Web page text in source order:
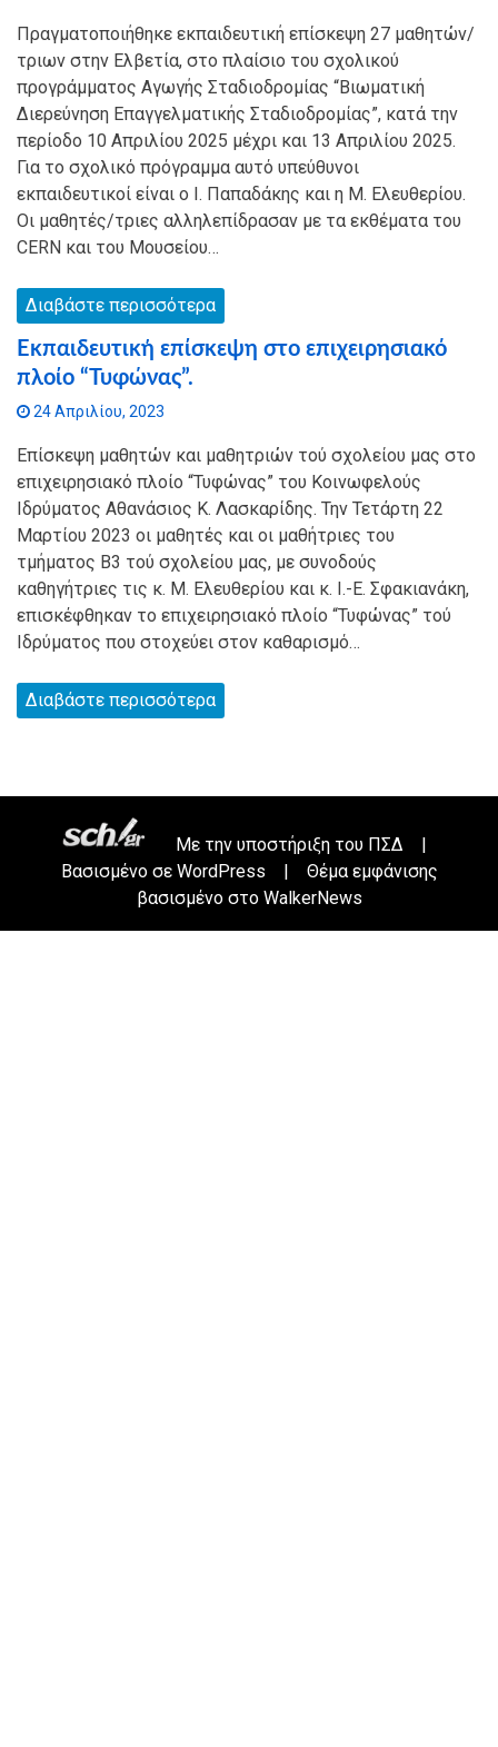
Πραγματοποιήθηκε εκπαιδευτική επίσκεψη 27 μαθητών/
τριων στην Ελβετία, στο πλαίσιο του σχολικού
προγράμματος Αγωγής Σταδιοδρομίας “Βιωματική
Διερεύνηση Επαγγελματικής Σταδιοδρομίας”, κατά την
περίοδο 10 Απριλίου 2025 μέχρι και 13 Απριλίου 2025.
Για το σχολικό πρόγραμμα αυτό υπεύθυνοι
εκπαιδευτικοί είναι ο Ι. Παπαδάκης και η Μ. Ελευθερίου.
Οι μαθητές/τριες αλληλεπίδρασαν με τα εκθέματα του
CERN και του Μουσείου…
Διαβάστε περισσότερα
Εκπαιδευτική επίσκεψη στο επιχειρησιακό
πλοίο “Τυφώνας”.
24 Απριλίου, 2023
Επίσκεψη μαθητών και μαθητριών τού σχολείου μας στο
επιχειρησιακό πλοίο “Τυφώνας” του Κοινωφελούς
Ιδρύματος Αθανάσιος Κ. Λασκαρίδης. Την Τετάρτη 22
Μαρτίου 2023 οι μαθητές και οι μαθήτριες του
τμήματος Β3 τού σχολείου μας, με συνοδούς
καθηγήτριες τις κ. Μ. Ελευθερίου και κ. Ι.-Ε. Σφακιανάκη,
επισκέφθηκαν το επιχειρησιακό πλοίο “Τυφώνας” τού
Ιδρύματος που στοχεύει στον καθαρισμό…
Διαβάστε περισσότερα
Με την υποστήριξη του ΠΣΔ
|
Βασισμένο σε WordPress |
Θέμα εμφάνισης
βασισμένο στο WalkerNews